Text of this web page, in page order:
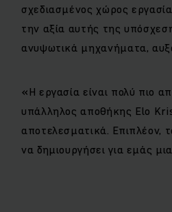
σχεδιασμένος χώρος
την αξία αυτής της
ανυψωτικά μηχανήματα,
«Η εργασία είναι πολύ πιο
υπάλληλος αποθήκης Elo
αποτελεσματικά.
να δημιουργήσει για εμάς